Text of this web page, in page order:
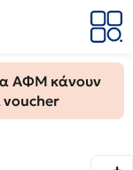
ΑΦΜ κάνουν
voucher